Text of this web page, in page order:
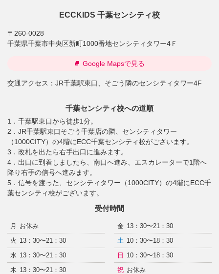
ECCKIDS 千葉センシティ校
〒260-0028
千葉県千葉市中央区新町1000番地センシティタワー4Ｆ
交通アクセス： JR千葉駅東口、そごう隣のセンシティタワー4F
Google Mapsで見る
千葉センシティ校への道順
1．千葉駅東口から徒歩1分。
2．JR千葉駅東口そごう千葉店の隣、センシティタワー
（1000CITY）の4階にECC千葉センシティ校がございます。
3．改札を出たら右手出口に進みます。
4．出口に到着しましたら、南口へ進み、エスカレーターで1階へ
降り右手の信号へ進みます。
5．信号を渡った、センシティタワー（1000CITY）の4階にECC千
葉センシティ校がございます。
受付時間
月
お休み
火 13：30〜21：30
水 13：30〜21：30
木 13：30〜21：30
金 13：30〜21：30
土 10：30〜18：30
日
10：30〜18：30
祝 お休み